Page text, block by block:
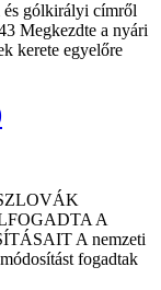
és gólkirályi címről
Megkezdte a nyári
kerete egyelőre
A
A nemzeti
fogadtak